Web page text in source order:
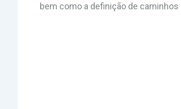
bem como a definição de